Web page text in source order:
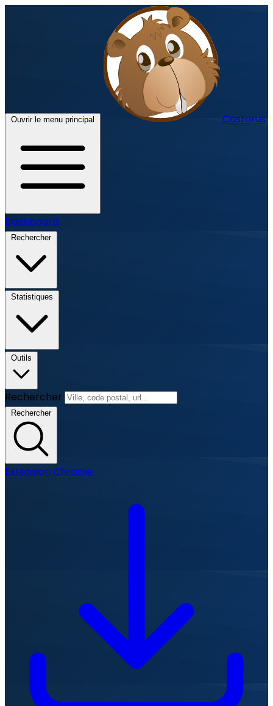
Ouvrir le menu principal Castorus
Dashboard
Rechercher
Statistiques
Outils
Rechercher
Rechercher
Extension Chrome